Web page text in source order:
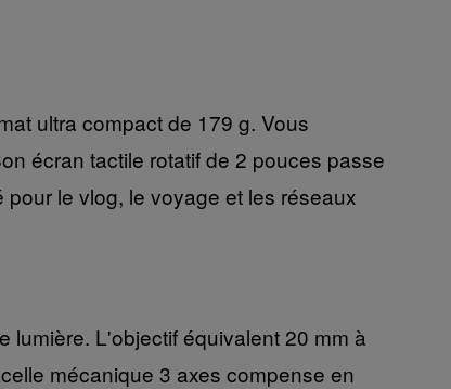
ultra compact de 179 g. Vous
écran tactile rotatif de 2 pouces passe
le vlog, le voyage et les réseaux
lumière. L'objectif équivalent 20 mm à
mécanique 3 axes compense en